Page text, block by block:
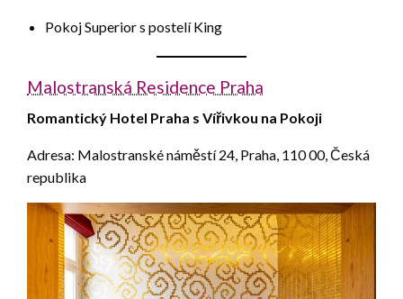
Pokoj Superior s postelí King
Malostranská Residence Praha
Romantický Hotel Praha s Vířivkou na Pokoji
Adresa: Malostranské náměstí 24, Praha, 110 00, Česká
republika